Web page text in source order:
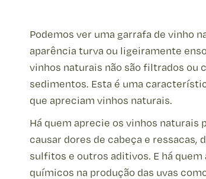
Podemos ver uma garrafa de vinho
aparência turva ou ligeiramente
vinhos naturais não são filtrados ou
sedimentos. Esta é uma
que apreciam vinhos naturais.
Há quem aprecie os vinhos naturais
causar dores de cabeça e ressacas,
sulfitos e outros aditivos. E há
químicos na produção das uvas